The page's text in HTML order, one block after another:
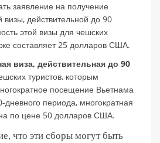
заявление на получение
визы, действительной до 90
этой визы для чешских
составляет 25 долларов США.
виза, действительная до 90
туристов, которым
посещение Вьетнама
дневного периода, многократная
по цене 50 долларов США.
что эти сборы могут быть